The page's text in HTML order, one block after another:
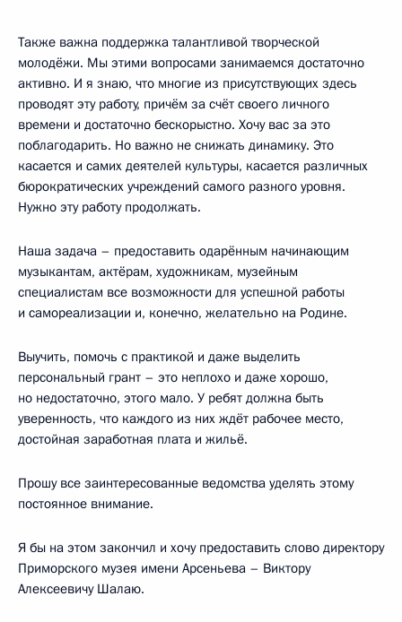
Также важна поддержка талантливой творческой
молодёжи. Мы этими вопросами занимаемся достаточно
активно. И я знаю, что многие из присутствующих здесь
проводят эту работу, причём за счёт своего личного
времени и достаточно бескорыстно. Хочу вас за это
поблагодарить. Но важно не снижать динамику. Это
касается и самих деятелей культуры, касается различных
бюрократических учреждений самого разного уровня.
Нужно эту работу продолжать.
Наша задача – предоставить одарённым начинающим
музыкантам, актёрам, художникам, музейным
специалистам все возможности для успешной работы
и самореализации и, конечно, желательно на Родине.
Выучить, помочь с практикой и даже выделить
персональный грант – это неплохо и даже хорошо,
но недостаточно, этого мало. У ребят должна быть
уверенность, что каждого из них ждёт рабочее место,
достойная заработная плата и жильё.
Прошу все заинтересованные ведомства уделять этому
постоянное внимание.
Я бы на этом закончил и хочу предоставить слово директору
Приморского музея имени Арсеньева – Виктору
Алексеевичу Шалаю.